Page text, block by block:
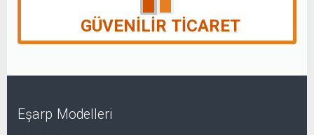
GÜVENILIR TICARET
Eşarp Modelleri